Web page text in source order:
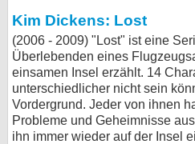
Kim Dickens: Lost
(2006 - 2009) "Lost" ist eine
Überlebenden eines
einsamen Insel erzählt. 14
unterschiedlicher nicht sein
Vordergrund. Jeder von ihnen
Probleme und Geheimnisse
ihn immer wieder auf der Insel